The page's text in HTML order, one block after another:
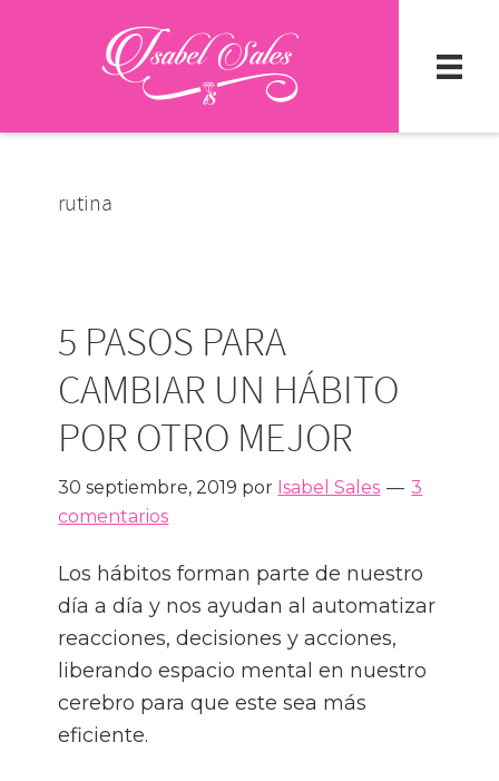
rutina
5 PASOS PARA
CAMBIAR UN HÁBITO
POR OTRO MEJOR
30 septiembre, 2019 por Isabel Sales
3
comentarios
Los hábitos forman parte de nuestro
día a día y nos ayudan al automatizar
reacciones, decisiones y acciones,
liberando espacio mental en nuestro
cerebro para que este sea más
eficiente.